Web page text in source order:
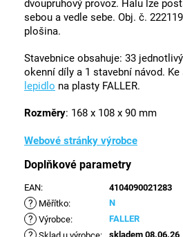
dvoupruhový provoz. Halu lze
sebou a vedle sebe. Obj. č.
plošina.
Stavebnice obsahuje: 33
okenní díly a 1 stavební návod.
lepidlo na plasty FALLER.
Rozměry: 168 x 108 x 90 mm
Webové stránky výrobce
Doplňkové parametry
EAN: 4104090021283
? Měřítko: N
? Výrobce: FALLER
skladem 08.06.26